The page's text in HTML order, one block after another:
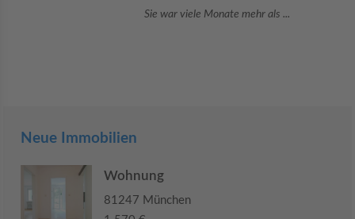
Sie war viele Monate mehr als ...
Neue Immobilien
Wohnung
81247 München